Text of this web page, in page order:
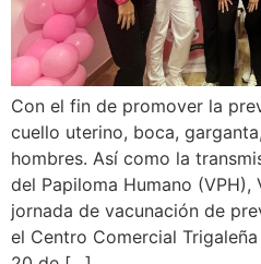
Con el fin de promover la
cuello uterino, boca,
hombres. Así como la
del Papiloma Humano
jornada de vacunación de
el Centro Comercial